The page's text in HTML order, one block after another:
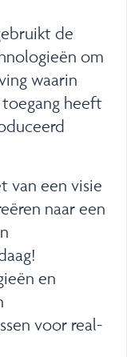
de
om
waarin
heeft
van een visie
naar een
en
voor real-